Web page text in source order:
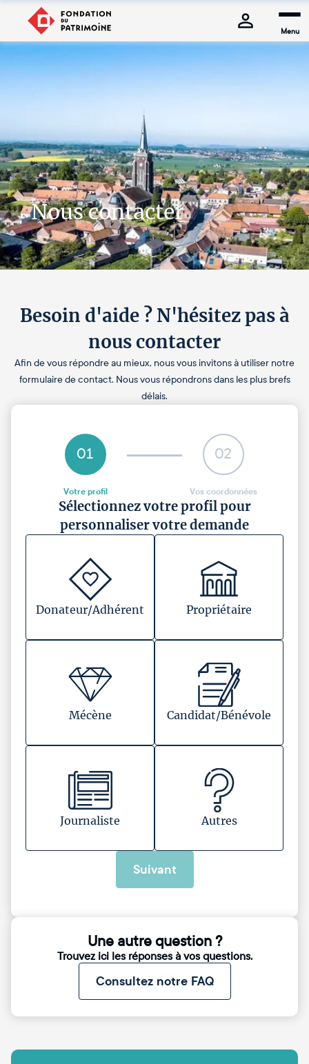
Menu
Nous contacter
Besoin d'aide ? N'hésitez pas à
nous contacter
Afin de vous répondre au mieux, nous vous invitons à utiliser notre
formulaire de contact. Nous vous répondrons dans les plus brefs
délais.
01
Votre profil
02
Vos coordonnées
Sélectionnez votre profil pour
personnaliser votre demande
Donateur/Adhérent Propriétaire
Mécène Candidat/Bénévole
Journaliste Autres
Suivant
Une autre question ?
Trouvez ici les réponses à vos questions.
Consultez notre FAQ